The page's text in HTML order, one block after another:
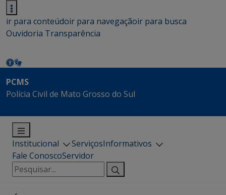
ir para conteúdoir para navegaçãoir para busca
Ouvidoria Transparência
PCMS
Polícia Civil de Mato Grosso do Sul
Institucional ServiçosInformativos
Fale ConoscoServidor
Pesquisar
por: